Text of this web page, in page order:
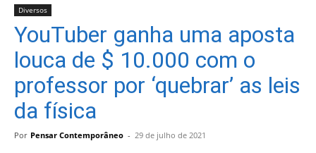
Diversos
YouTuber ganha uma aposta
louca de $ 10.000 com o
professor por ‘quebrar’ as leis
da física
Por Pensar Contemporâneo - 29 de julho de 2021